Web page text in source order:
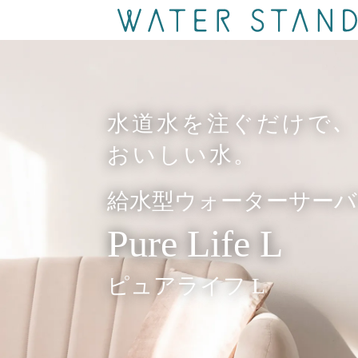
水道水を注ぐだけで､
おいしい水。
給水型ウォーターサー
Pure Life L
ピュアライフ L